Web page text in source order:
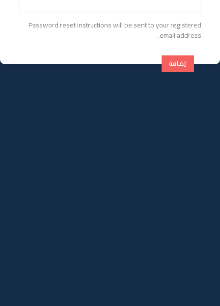
Password reset instructions will be sent to your registered
email address.